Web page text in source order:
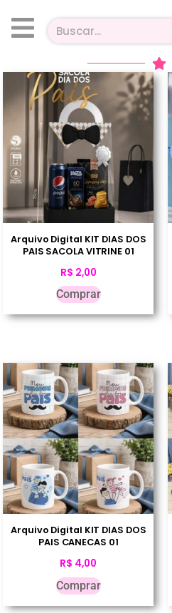
Arquivo Digital KIT DIAS DOS
PAIS SACOLA VITRINE 01
R$ 2,00
Comprar
Arquivo Digital KIT DIAS DOS
PAIS CANECAS 01
R$ 4,00
Comprar